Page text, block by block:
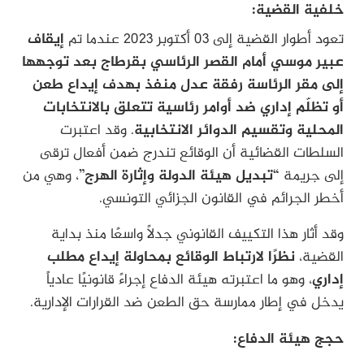
خلفية القضية:
تعود أطوار القضية إلى 03 أكتوبر 2023 عندما تم
إيقاف
عبير موسي أمام القصر الرئاسي بقرطاج بعد توجهها
إلى مقر الرئاسة رفقة عدل منفذ بهدف إيداع طعن
أو تظلّم إداري ضد أوامر رئاسية تتعلق بالانتخابات
المحلية وتقسيم الدوائر الانتخابية. وقد اعتبرت
السلطات القضائية أن الوقائع تندرج ضمن أفعال ترقى
إلى جريمة “تبديل هيئة الدولة وإثارة الهرج”، وهي من
أخطر الجرائم في القانون الجزائي التونسي.
وقد أثار هذا التكييف القانوني جدلاً واسعًا منذ بداية
القضية، نظرًا لارتباط الوقائع بمحاولة إيداع مطلب
إداري، وهو ما اعتبرته هيئة الدفاع إجراءً قانونيًا عادياً
يدخل في إطار ممارسة حق الطعن ضد القرارات الإدارية.
حجج هيئة الدفاع: